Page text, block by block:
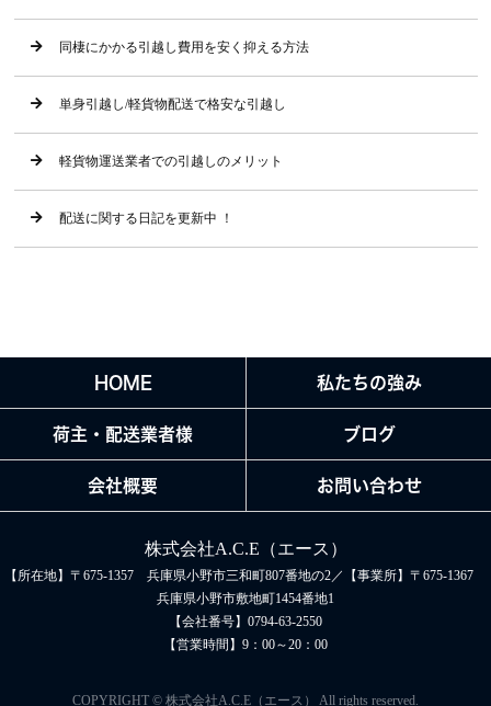
同棲にかかる引越し費用を安く抑える方法
単身引越し/軽貨物配送で格安な引越し
軽貨物運送業者での引越しのメリット
配送に関する日記を更新中 ！
HOME 私たちの強み
荷主・配送業者様 ブログ
会社概要 お問い合わせ
株式会社A.C.E（エース）
【所在地】〒675-1357 兵庫県小野市三和町807番地の2／【事業所】〒675-1367
兵庫県小野市敷地町1454番地1
【会社番号】0794-63-2550
【営業時間】9：00～20：00
COPYRIGHT © 株式会社A.C.E（エース） All rights reserved.